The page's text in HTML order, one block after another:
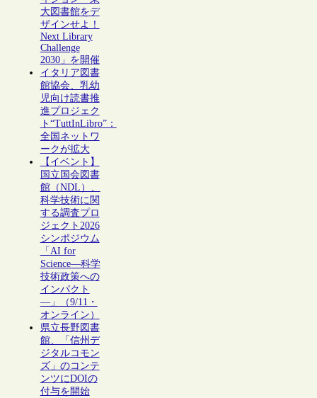
大図書館をデ
ザインせよ！
Next Library
Challenge
2030」を開催
イタリア図書
館協会、乳幼
児向け読書推
進プロジェク
ト“TuttInLibro”：
全国ネットワ
ークが拡大
【イベント】
国立国会図書
館（NDL）、
科学技術に関
する調査プロ
ジェクト2026
シンポジウム
「AI for
Science―科学
技術政策への
インパクト
―」（9/11・
オンライン）
県立長野図書
館、「信州デ
ジタルコモン
ズ」のコンテ
ンツにDOIの
付与を開始